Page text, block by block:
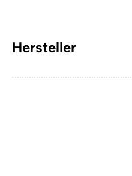
Hersteller